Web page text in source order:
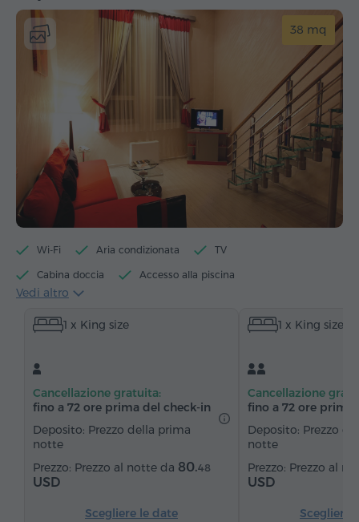
38 mq
Wi-Fi Aria condizionata TV
Cabina doccia Accesso alla piscina
Accesso alla palestra
Minibar Articoli da toeletta Asciugamani
Riscaldamento
Zona salotto Tavolo Sedia
Cassaforte Telefono Servizio sveglia
Canali satellitari Pavimenti in parquet
Frigorifero Ferro da stiro con asse (su richiesta)
Vedi altro
1 x King size
Cancellazione gratuita:
fino a 72 ore prima del check‑in
Deposito: Prezzo della prima
notte
Prezzo al notte da 80.48
USD
Scegliere le date
1 x King size
Cancellazione
fino a 72 ore prima
Deposito: Prezzo
notte
Prezzo al
USD
Scegliere